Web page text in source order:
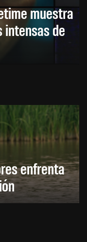
muestra
intensas de
enfrenta